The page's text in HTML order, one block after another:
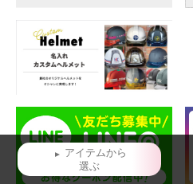
アイテムから
選ぶ